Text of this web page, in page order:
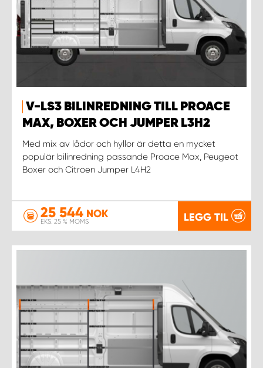
V-LS3 BILINREDNING TILL PROACE
MAX, BOXER OCH JUMPER L3H2
Med mix av lådor och hyllor är detta en mycket
populär bilinredning passande Proace Max, Peugeot
Boxer och Citroen Jumper L4H2
25 544 NOK
EKS. 25 % MOMS LEGG TIL